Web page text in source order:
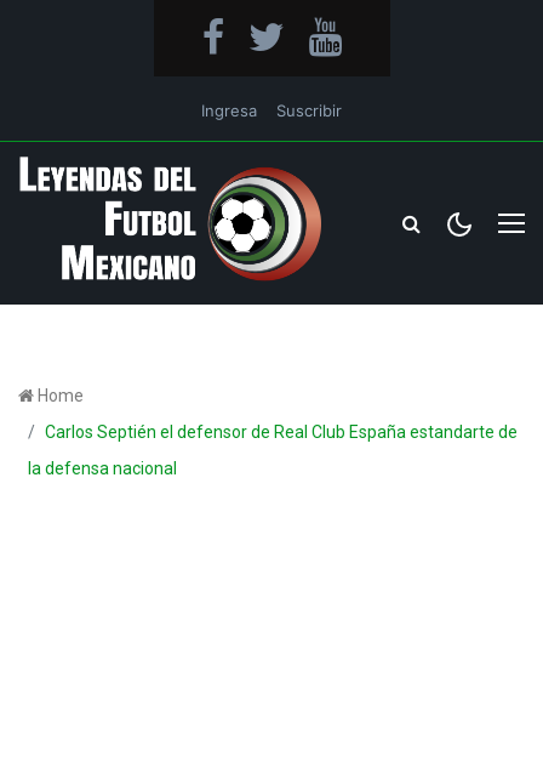
Ingresa Suscribir
Home
Carlos Septién el defensor de Real Club España estandarte de
la defensa nacional